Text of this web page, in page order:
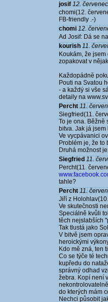
josif 12.
chomi(12.
FB-friendly .-)
chomi 12.
Ad Josif: Dá se
kourish 11.
Koukám, že
zopakovat v
Každopádně
Pouti na Svatou
- a každý si vše
detaily na
Percht 11.
Siegfried(11.
To je ona. Běžně
bitva. Jak já
Ve vycpávanici
Problém je, že
Druhá možnost
Siegfried 11.
Percht(11.
tahle?
Percht 11.
Jiří z
Ve skutečnosti
Speciálně kvůli
těch nejslabších
Tak tlustá jako
V bitvě jsem
heroickými
Kdo mě zná, ten
Co se týče té
kupředu do
správný odhad
žebra. Kopí není
do kterých mám
Nechci působit